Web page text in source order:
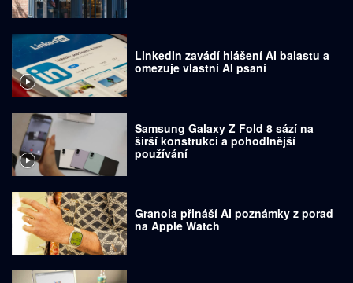
LinkedIn zavádí hlášení AI balastu a
omezuje vlastní AI psaní
Samsung Galaxy Z Fold 8 sází na
širší konstrukci a pohodlnější
používání
Granola přináší AI poznámky z porad
na Apple Watch